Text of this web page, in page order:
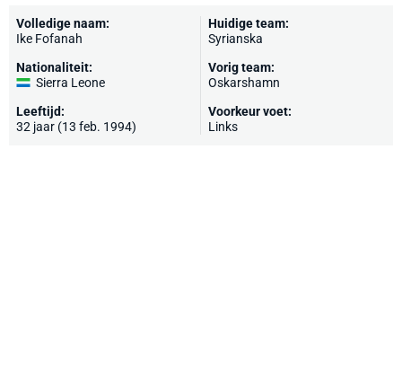
Volledige naam:
Ike Fofanah
Nationaliteit:
Sierra Leone
Leeftijd:
32 jaar (13 feb. 1994)
Huidige team:
Syrianska
Vorig team:
Oskarshamn
Voorkeur voet:
Links